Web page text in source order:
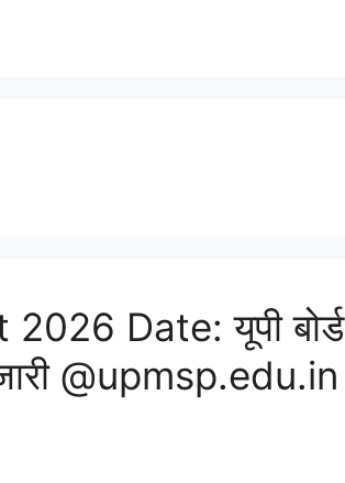
Date: यूपी बोर्ड
@upmsp.edu.in